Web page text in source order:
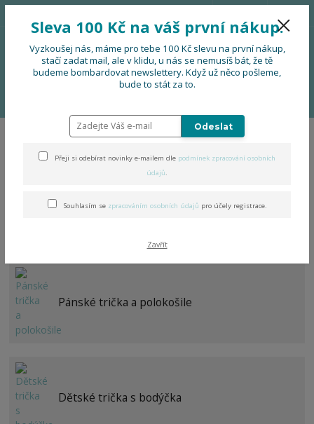
Menu
0 Kč
Folklorní kolekce s kapsou
Dámské trička a šaty
Pánské trička a polokošile
Dětské trička s bodýčka
Sleva 100 Kč na váš první nákup.
Vyzkoušej nás, máme pro tebe 100 Kč slevu na první nákup,
stačí zadat mail, ale v klidu, u nás se nemusíš bát, že tě
budeme bombardovat newslettery. Když už něco pošleme,
bude to stát za to.
Odeslat
Přeji si odebírat novinky e-mailem dle podmínek zpracování osobních
údajů.
Souhlasím se zpracováním osobních údajů pro účely registrace.
Zavřít